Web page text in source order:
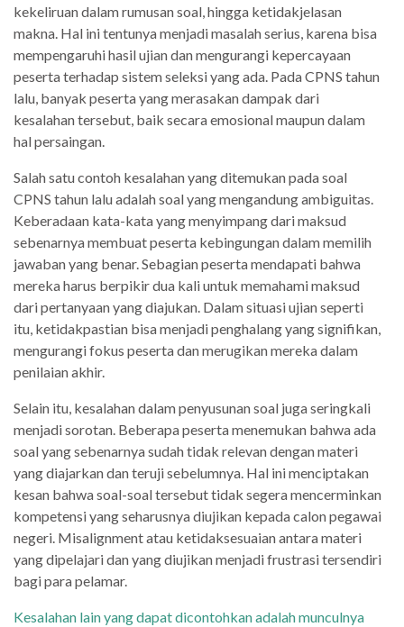
kekeliruan dalam rumusan soal, hingga ketidakjelasan
makna. Hal ini tentunya menjadi masalah serius, karena bisa
mempengaruhi hasil ujian dan mengurangi kepercayaan
peserta terhadap sistem seleksi yang ada. Pada CPNS tahun
lalu, banyak peserta yang merasakan dampak dari
kesalahan tersebut, baik secara emosional maupun dalam
hal persaingan.
Salah satu contoh kesalahan yang ditemukan pada soal
CPNS tahun lalu adalah soal yang mengandung ambiguitas.
Keberadaan kata-kata yang menyimpang dari maksud
sebenarnya membuat peserta kebingungan dalam memilih
jawaban yang benar. Sebagian peserta mendapati bahwa
mereka harus berpikir dua kali untuk memahami maksud
dari pertanyaan yang diajukan. Dalam situasi ujian seperti
itu, ketidakpastian bisa menjadi penghalang yang signifikan,
mengurangi fokus peserta dan merugikan mereka dalam
penilaian akhir.
Selain itu, kesalahan dalam penyusunan soal juga seringkali
menjadi sorotan. Beberapa peserta menemukan bahwa ada
soal yang sebenarnya sudah tidak relevan dengan materi
yang diajarkan dan teruji sebelumnya. Hal ini menciptakan
kesan bahwa soal-soal tersebut tidak segera mencerminkan
kompetensi yang seharusnya diujikan kepada calon pegawai
negeri. Misalignment atau ketidaksesuaian antara materi
yang dipelajari dan yang diujikan menjadi frustrasi tersendiri
bagi para pelamar.
Kesalahan lain yang dapat dicontohkan adalah munculnya